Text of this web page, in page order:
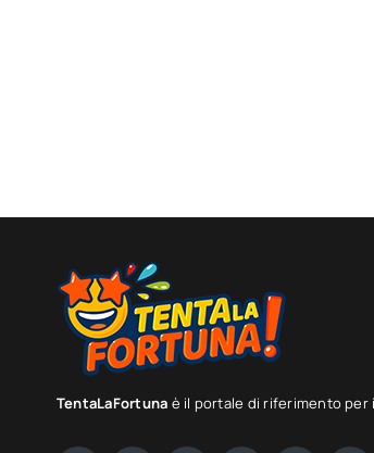
TentaLaFortuna è il portale di riferimento per